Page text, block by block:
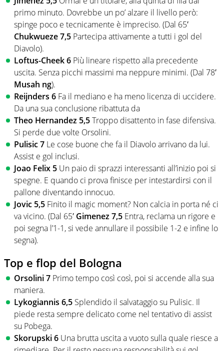
primo minuto. Dovrebbe un po’ alzare il livello però:
spinge poco e tecnicamente è impreciso. (Dal 65′
Chukwueze 7,5 Partecipa attivamente a tutti i gol del
Diavolo).
Loftus-Cheek 6 Più lineare rispetto alla precedente
uscita. Senza picchi massimi ma neppure minimi. (Dal 78′
Musah ng).
Reijnders 6 Fa il mediano e ha meno licenza di uccidere.
Da una sua conclusione ribattuta da
Theo Hernandez 5,5Troppo disattento in fase difensiva.
Si perde due volte Orsolini.
Pulisic 7 Le cose buone che fa il Diavolo arrivano da lui.
Assist e gol inclusi.
Joao Felix 5 Un paio di sprazzi interessanti all’inizio poi si
spegne. E quando ci prova finisce per intestardirsi con il
pallone diventando innocuo.
Jovic 5,5 Finito il magic moment? Non calcia in porta né ci
va vicino. (Dal 65′ Gimenez 7,5 Entra, reclama un rigore e
poi segna l’1-1, si vede annullare il possibile 1-2 e infine lo
segna).
Top e flop del Bologna
Orsolini 7 Primo tempo così così, poi si accende alla sua
maniera.
Lykogiannis 6,5 Splendido il salvataggio su Pulisic. Il
piede resta sempre delicato come nel tentativo di assist
su Pobega.
Skorupski 6 Una brutta uscita a vuoto sulla quale riesce a